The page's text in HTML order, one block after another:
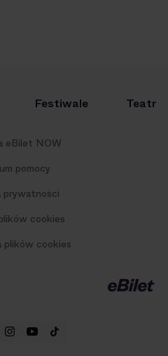
Festiwale Teatr
eBilet NOW
pomocy
prywatności
cookies
plików cookies